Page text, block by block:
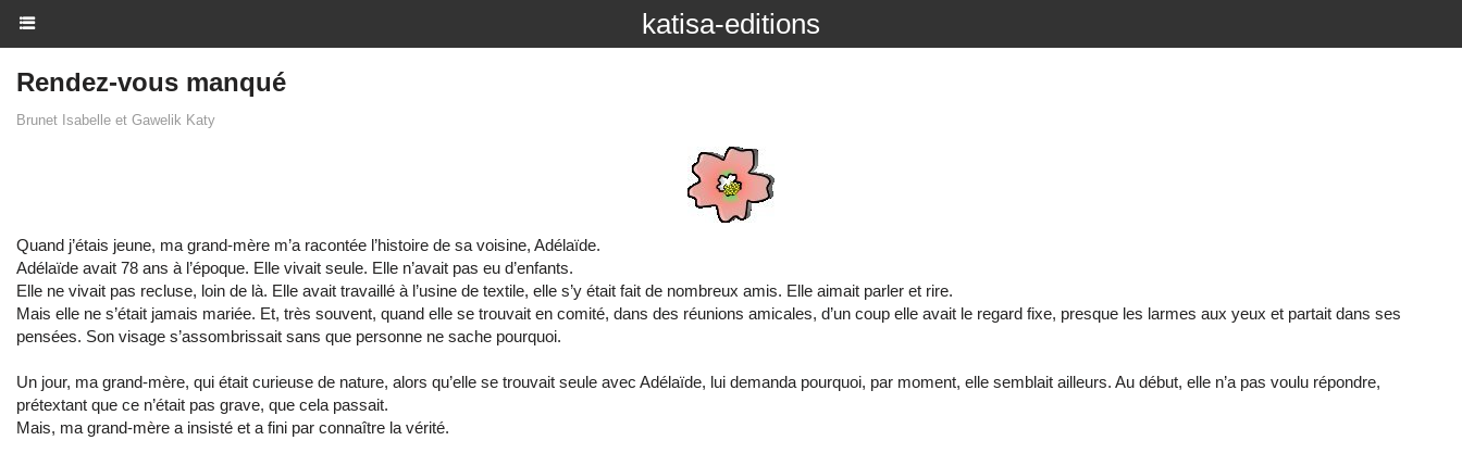
katisa-editions
Rendez-vous manqué
Brunet Isabelle et Gawelik Katy
Quand j’étais jeune, ma grand-mère m’a racontée l’histoire de sa voisine, Adélaïde.
Adélaïde avait 78 ans à l’époque. Elle vivait seule. Elle n’avait pas eu d’enfants.
Elle ne vivait pas recluse, loin de là. Elle avait travaillé à l’usine de textile, elle s’y était fait de nombreux amis. Elle aimait parler et rire.
Mais elle ne s’était jamais mariée. Et, très souvent, quand elle se trouvait en comité, dans des réunions amicales, d’un coup elle avait le regard fixe, presque les larmes aux yeux et partait dans ses
pensées. Son visage s’assombrissait sans que personne ne sache pourquoi.
Un jour, ma grand-mère, qui était curieuse de nature, alors qu’elle se trouvait seule avec Adélaïde, lui demanda pourquoi, par moment, elle semblait ailleurs. Au début, elle n’a pas voulu répondre,
prétextant que ce n’était pas grave, que cela passait.
Mais, ma grand-mère a insisté et a fini par connaître la vérité.